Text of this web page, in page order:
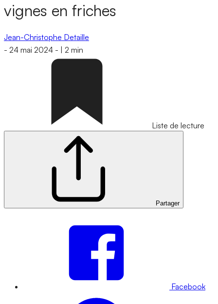
vignes en friches
Jean-Christophe Detaille
- 24 mai 2024 - 2 min
Liste de lecture
Partager
Facebook